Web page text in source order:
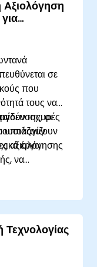
Αξιολόγηση
σε
που
τους να
ισχυρές
έργα.
οι
υπολογίζουν
αξιολόγησης
να
ροών και
πρότυπα
της
σαφή
την
δαπανών.
Τεχνολογίας